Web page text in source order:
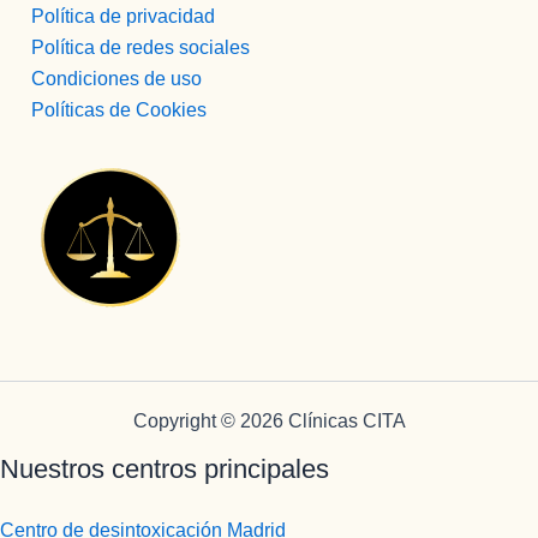
Política de privacidad
Política de redes sociales
Condiciones de uso
Políticas de Cookies
Copyright © 2026 Clínicas CITA
Nuestros centros principales
Centro de desintoxicación Madrid